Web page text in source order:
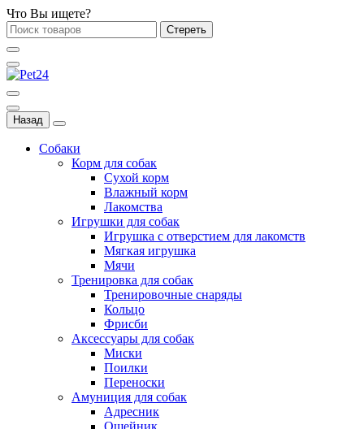
Что Вы ищете?
Стереть
Назад
Собаки
Корм для собак
Сухой корм
Влажный корм
Лакомства
Игрушки для собак
Игрушка с отверстием для лакомств
Мягкая игрушка
Мячи
Тренировка для собак
Тренировочные снаряды
Кольцо
Фрисби
Аксессуары для собак
Миски
Поилки
Переноски
Амуниция для собак
Адресник
Ошейник